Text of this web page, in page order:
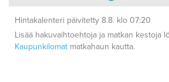
Hintakalenteri päivitetty 8.8. klo 07:20
Lisää hakuvaihtoehtoja ja matkan kestoja
Kaupunkilomat matkahaun kautta.